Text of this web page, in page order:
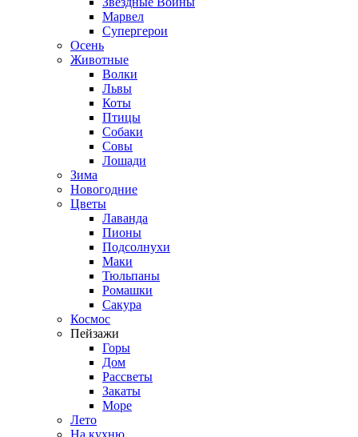
Марвел
Супергерои
Осень
Животные
Волки
Львы
Коты
Птицы
Собаки
Совы
Лошади
Зима
Новогодние
Цветы
Лаванда
Пионы
Подсолнухи
Маки
Тюльпаны
Ромашки
Сакура
Космос
Пейзажи
Горы
Дом
Рассветы
Закаты
Море
Лето